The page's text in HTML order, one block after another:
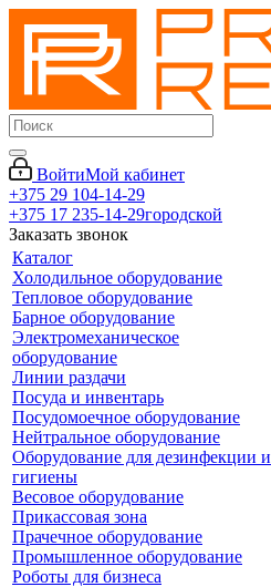
ВойтиМой кабинет
+375 29 104-14-29
+375 17 235-14-29городской
Заказать звонок
Каталог
Холодильное оборудование
Тепловое оборудование
Барное оборудование
Электромеханическое
оборудование
Линии раздачи
Посуда и инвентарь
Посудомоечное оборудование
Нейтральное оборудование
Оборудование для дезинфекции и
гигиены
Весовое оборудование
Прикассовая зона
Прачечное оборудование
Промышленное оборудование
Роботы для бизнеса